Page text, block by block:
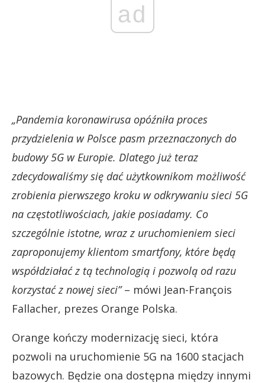
ad
„Pandemia koronawirusa opóźniła proces
przydzielenia w Polsce pasm przeznaczonych do
budowy 5G w Europie. Dlatego już teraz
zdecydowaliśmy się dać użytkownikom możliwość
zrobienia pierwszego kroku w odkrywaniu sieci 5G
na częstotliwościach, jakie posiadamy. Co
szczególnie istotne, wraz z uruchomieniem sieci
zaproponujemy klientom smartfony, które będą
współdziałać z tą technologią i pozwolą od razu
korzystać z nowej sieci”– mówi Jean-François
Fallacher, prezes Orange Polska.
Orange kończy modernizację sieci, która
pozwoli na uruchomienie 5G na 1600 stacjach
bazowych. Będzie ona dostępna między innymi